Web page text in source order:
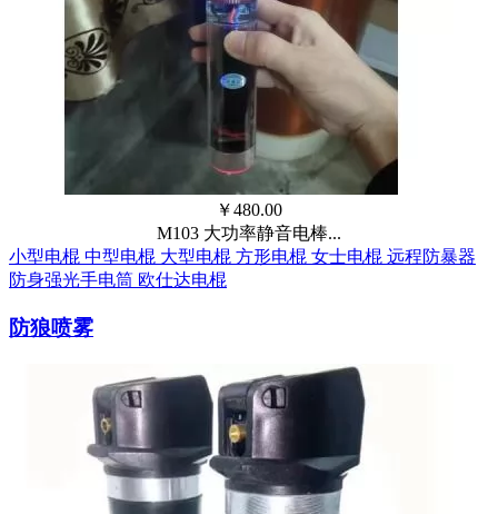
￥480.00
M103 大功率静音电棒...
小型电棍 中型电棍 大型电棍 方形电棍 女士电棍 远程防暴器
防身强光手电筒 欧仕达电棍
防狼喷雾